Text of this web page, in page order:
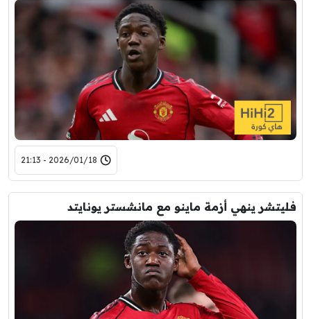
2026/01/18 - 21:13
فليتشر ينهي أزمة ماينو مع مانشستر يونايتد